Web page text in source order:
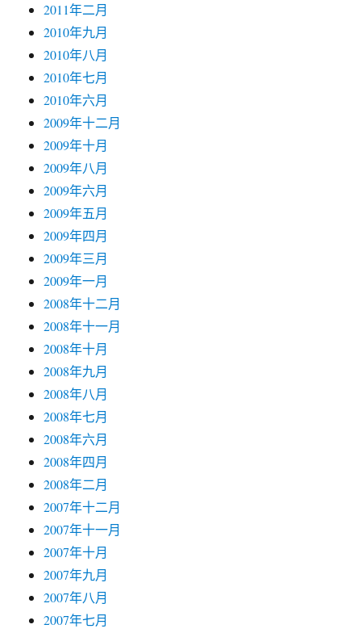
2011年二月
2010年九月
2010年八月
2010年七月
2010年六月
2009年十二月
2009年十月
2009年八月
2009年六月
2009年五月
2009年四月
2009年三月
2009年一月
2008年十二月
2008年十一月
2008年十月
2008年九月
2008年八月
2008年七月
2008年六月
2008年四月
2008年二月
2007年十二月
2007年十一月
2007年十月
2007年九月
2007年八月
2007年七月